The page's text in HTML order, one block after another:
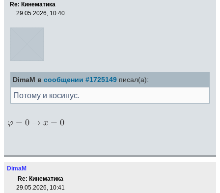
Re: Кинематика
29.05.2026, 10:40
DimaM в сообщении #1725149 писал(а):
Потому и косинус.
DimaM
Re: Кинематика
29.05.2026, 10:41